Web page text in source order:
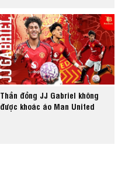
Thần đồng JJ Gabriel không
được khoác áo Man United